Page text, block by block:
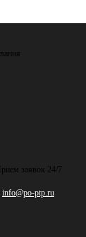
Прием заявок 24/7
info@po-ptp.ru